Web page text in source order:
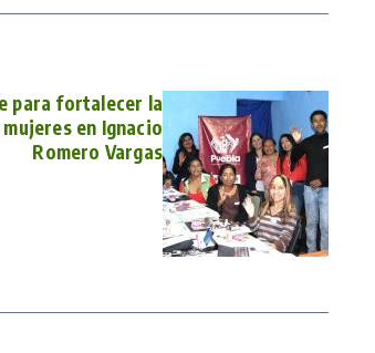
para fortalecer la
en Ignacio
Romero Vargas